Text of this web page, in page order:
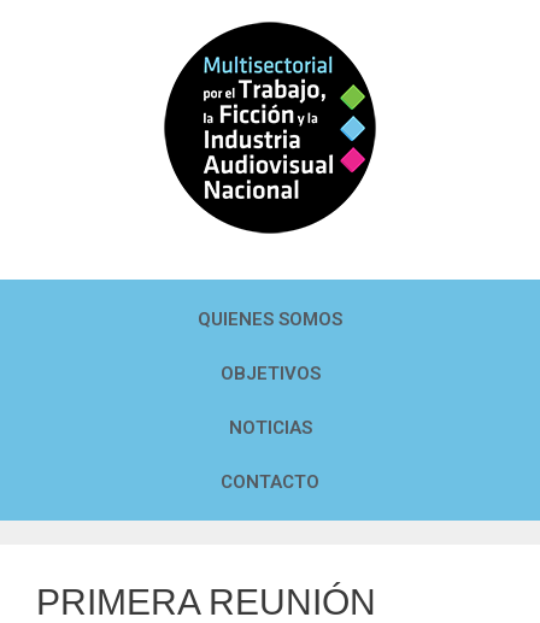
QUIENES SOMOS
OBJETIVOS
NOTICIAS
CONTACTO
PRIMERA REUNIÓN